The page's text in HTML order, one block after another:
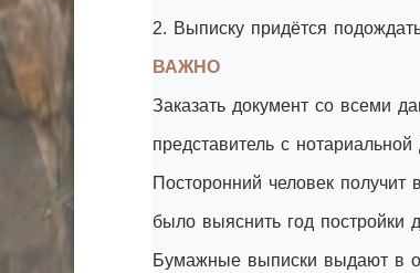
2. Выписку придётся
ВАЖНО
Заказать документ со всеми
представитель с
Посторонний человек
было выяснить год постройки
Бумажные выписки выдают в